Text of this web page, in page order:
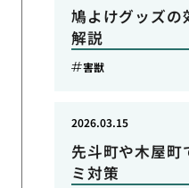
鳩よけグッズの
解説
害獣
先斗町や木屋町
ミ対策
2026.03.15